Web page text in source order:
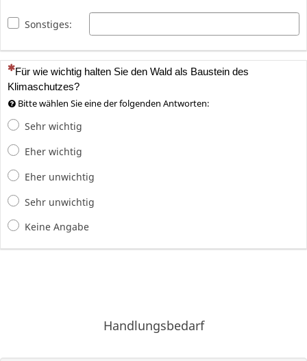
Sonstiges:
(Dies ist eine Pflichtfrage.)
Für wie wichtig halten Sie den Wald als Baustein des
Klimaschutzes?
Bitte wählen Sie eine der folgenden Antworten:
Sehr wichtig
Eher wichtig
Eher unwichtig
Sehr unwichtig
Keine Angabe
Handlungsbedarf